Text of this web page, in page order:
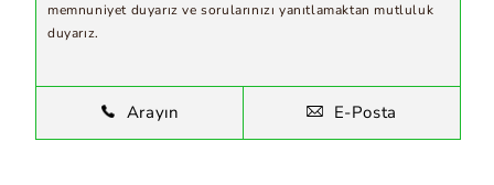
memnuniyet duyarız ve sorularınızı yanıtlamaktan mutluluk
duyarız.
Arayın E-Posta